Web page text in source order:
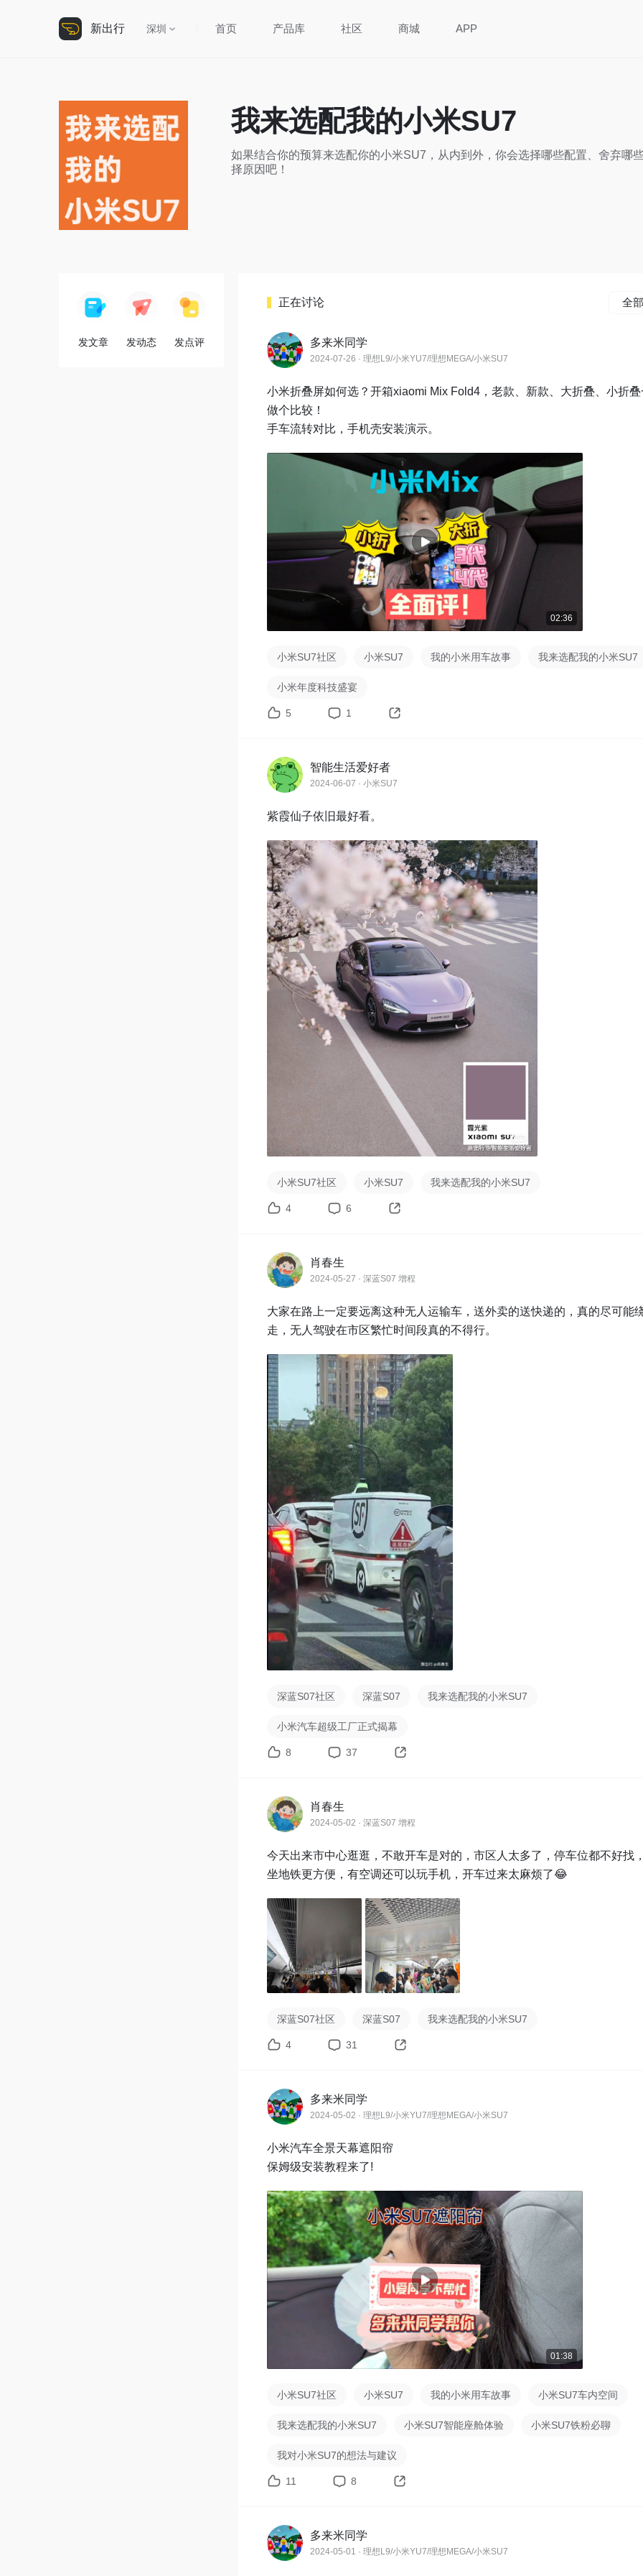
新出行 深圳 首页 产品库 社区 商城 APP
我来选配我的小米SU7
如果结合你的预算来选配你的小米SU7，从内到外，你会选择哪些配置、舍弃哪
发文章 发动态 发点评
正在讨论 全部
多来米同学
2024-07-26 · 理想L9/小米YU7/理想MEGA/小米SU7
小米折叠屏如何选？开箱xiaomi Mix Fold4，老款、新款、大折叠、小折
做个比较！
手车流转对比，手机壳安装演示。
02:36
小米SU7社区 小米SU7 我的小米用车故事 我来选配我的小米SU7
小米年度科技盛宴
5 1
智能生活爱好者
2024-06-07 · 小米SU7
紫霞仙子依旧最好看。
小米SU7社区 小米SU7 我来选配我的小米SU7
4 6
肖春生
2024-05-27 · 深蓝S07 增程
大家在路上一定要远离这种无人运输车，送外卖的送快递的，真的尽可能
走，无人驾驶在市区繁忙时间段真的不得行。
深蓝S07社区 深蓝S07 我来选配我的小米SU7
小米汽车超级工厂正式揭幕
8 37
肖春生
2024-05-02 · 深蓝S07 增程
今天出来市中心逛逛，不敢开车是对的，市区人太多了，停车位都不好找
坐地铁更方便，有空调还可以玩手机，开车过来太麻烦了😂
深蓝S07社区 深蓝S07 我来选配我的小米SU7
4 31
多来米同学
2024-05-02 · 理想L9/小米YU7/理想MEGA/小米SU7
小米汽车全景天幕遮阳帘
保姆级安装教程来了!
01:38
小米SU7社区 小米SU7 我的小米用车故事 小米SU7车内空间
我来选配我的小米SU7 小米SU7智能座舱体验 小米SU7铁粉必聊
我对小米SU7的想法与建议
11 8
多来米同学
2024-05-01 · 理想L9/小米YU7/理想MEGA/小米SU7